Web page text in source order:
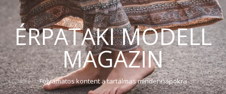
ÉRPATAKI MODELL
MAGAZIN
Folyamatos kontent a tartalmas mindennapokra